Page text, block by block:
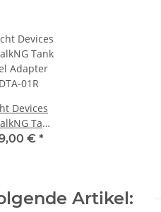
Devices
Tank
Adapter
€ *
Artikel: